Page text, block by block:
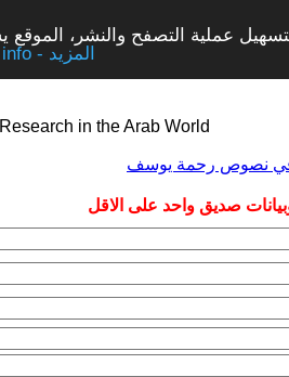
عملية التصفح والنشر،
More info - المزيد
in the Arab World
في نصوص رحمة يوسف
صديق واحد على الاقل